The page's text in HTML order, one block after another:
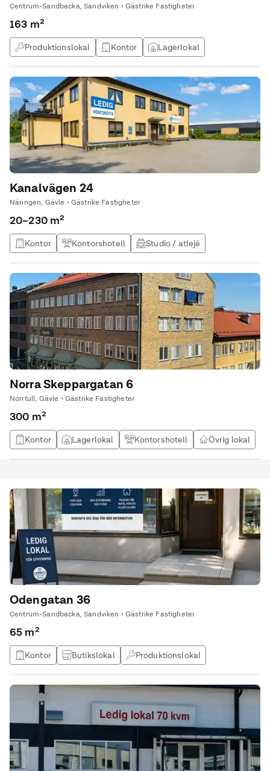
Centrum-Sandbacka, Sandviken • Gästrike Fastigheter
163 m²
Produktionslokal Kontor
Lagerlokal
Kontorshotell
Kanalvägen 24
Näringen, Gävle • Gästrike Fastigheter
20–230 m²
Kontor Kontorshotell Studio / atlejé
Norra Skeppargatan 6
Norrtull, Gävle • Gästrike Fastigheter
300 m²
Kontor Lagerlokal Kontorshotell Övrig lokal
Odengatan 36
Centrum-Sandbacka, Sandviken • Gästrike Fastigheter
65 m²
Kontor Butikslokal
Produktionslokal
Lagerlokal